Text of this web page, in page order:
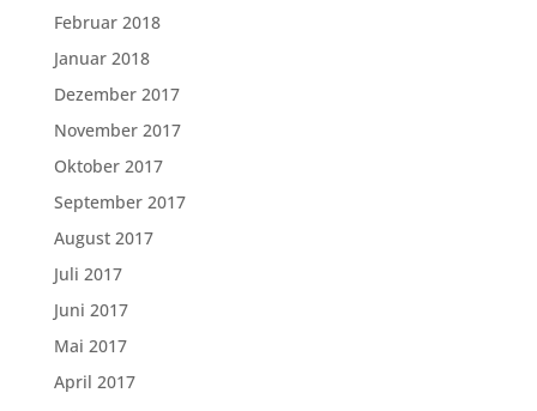
Februar 2018
Januar 2018
Dezember 2017
November 2017
Oktober 2017
September 2017
August 2017
Juli 2017
Juni 2017
Mai 2017
April 2017